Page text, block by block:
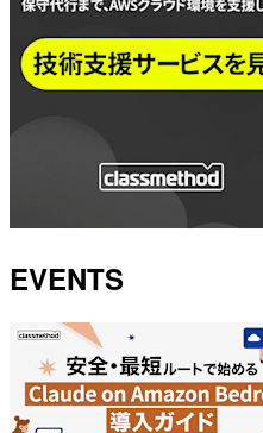
EVENTS